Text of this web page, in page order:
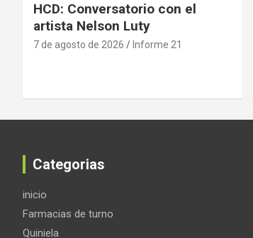
HCD: Conversatorio con el
artista Nelson Luty
7 de agosto de 2026 Informe 21
Categorias
inicio
Farmacias de turno
Quiniela